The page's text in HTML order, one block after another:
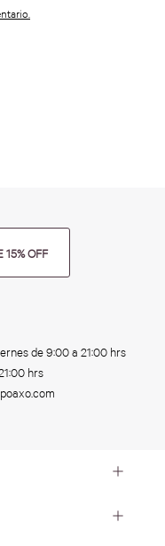
15% OFF
de 9:00 a 21:00 hrs
hrs